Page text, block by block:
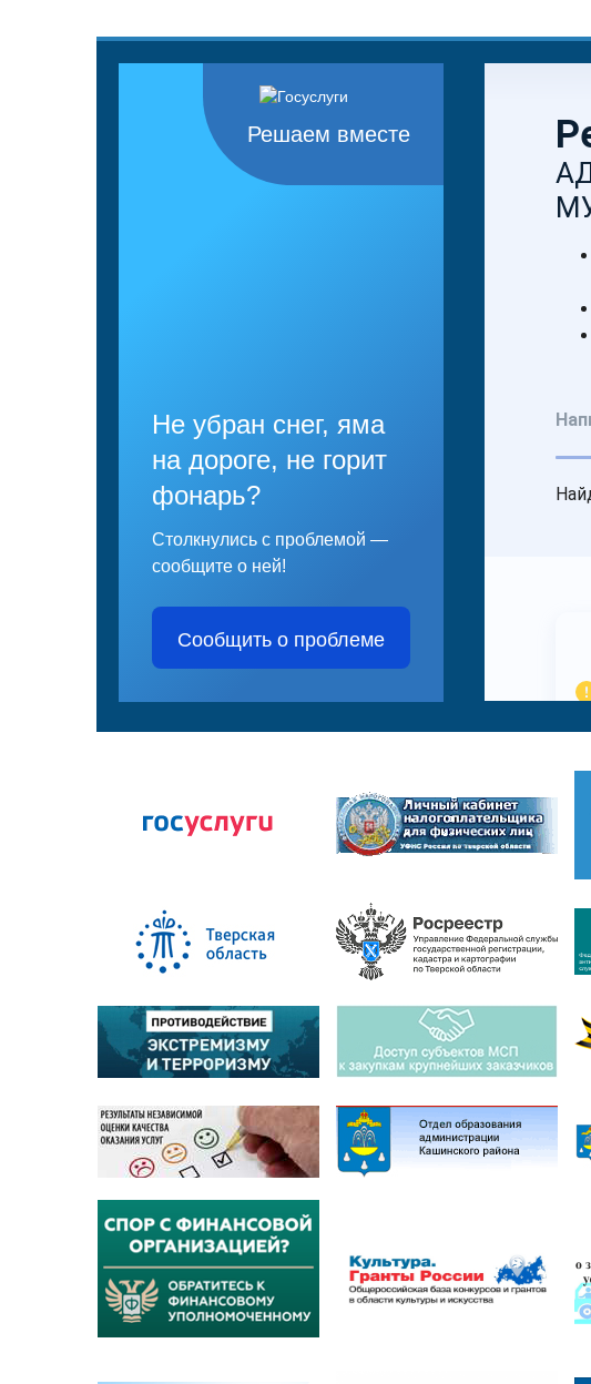
Решаем вместе
Не убран снег, яма
на дороге, не горит
фонарь?
Столкнулись с проблемой —
сообщите о ней!
Сообщить о проблеме